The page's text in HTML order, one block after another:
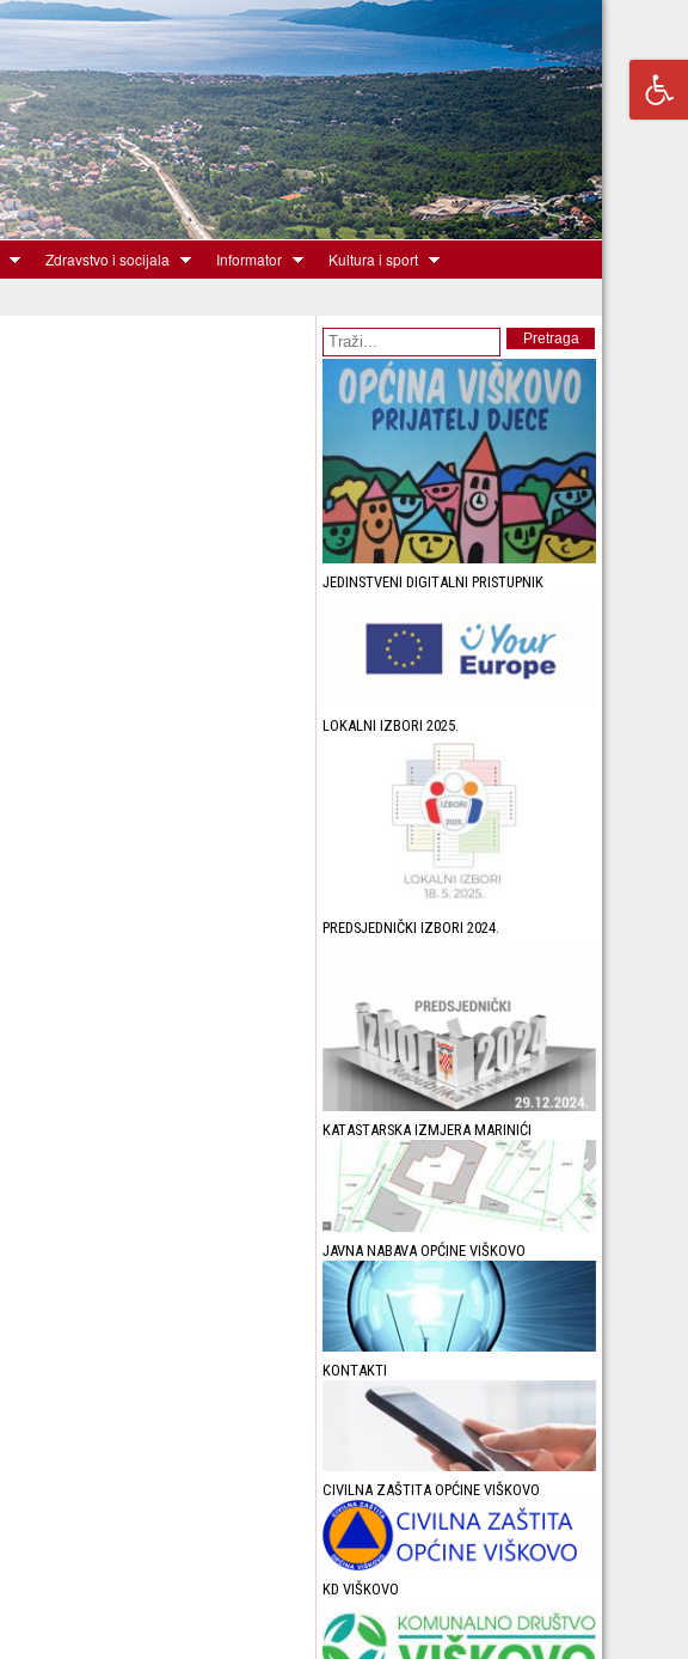
Zdravstvo i socijala Informator Kultura i sport
Obrazac pretrage Pretraga
JEDINSTVENI DIGITALNI PRISTUPNIK
LOKALNI IZBORI 2025.
PREDSJEDNIČKI IZBORI 2024.
KATASTARSKA IZMJERA MARINIĆI
JAVNA NABAVA OPĆINE VIŠKOVO
KONTAKTI
CIVILNA ZAŠTITA OPĆINE VIŠKOVO
KD VIŠKOVO